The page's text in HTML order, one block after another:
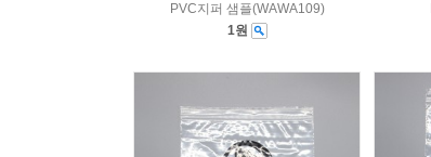
PVC지퍼 샘플(WAWA109)
1원